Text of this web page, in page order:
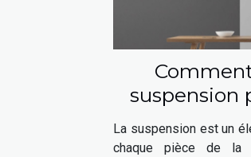
suspension
chaque
La suspension est un
chaque pièce de la